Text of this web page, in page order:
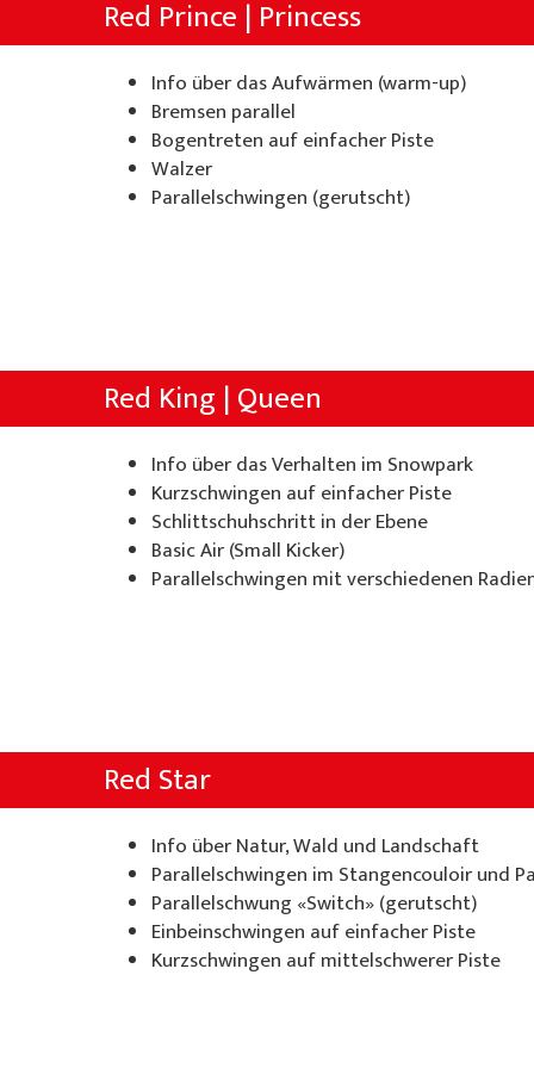
Willy's Skiverleih
Skitickets
Unser Restaurant
Spezialangebote
Skeacher
Willy's Skiverleih
Colani Skiverleih
Skitickets La Punt
La Punt
Über die Skischule
Demoteam
Red Prince | Princess
Info über das Aufwärmen (warm-up)
Bremsen parallel
Bogentreten auf einfacher Piste
Walzer
Parallelschwingen (gerutscht)
Red King | Queen
Info über das Verhalten im Snowpark
Kurzschwingen auf einfacher Piste
Schlittschuhschritt in der Ebene
Basic Air (Small Kicker)
Parallelschwingen mit verschiedenen
Red Star
Info über Natur, Wald und Landschaft
Parallelschwingen im Stangencouloir und
Parallelschwung «Switch» (gerutscht)
Einbeinschwingen auf einfacher Piste
Kurzschwingen auf mittelschwerer Piste